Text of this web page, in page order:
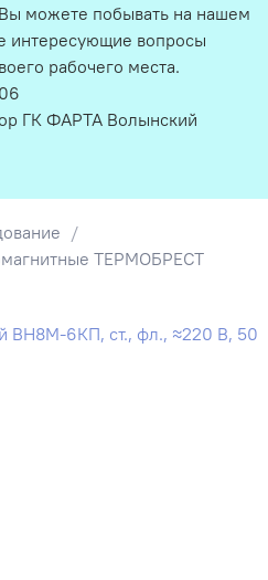
ТЕРМОБРЕСТ
можете побывать на нашем
интересующие вопросы
рабочего места.
ГК ФАРТА Волынский